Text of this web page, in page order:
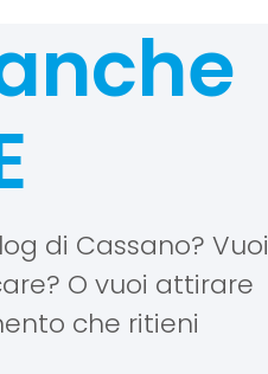
di Cassano? Vuoi
O vuoi attirare
che ritieni